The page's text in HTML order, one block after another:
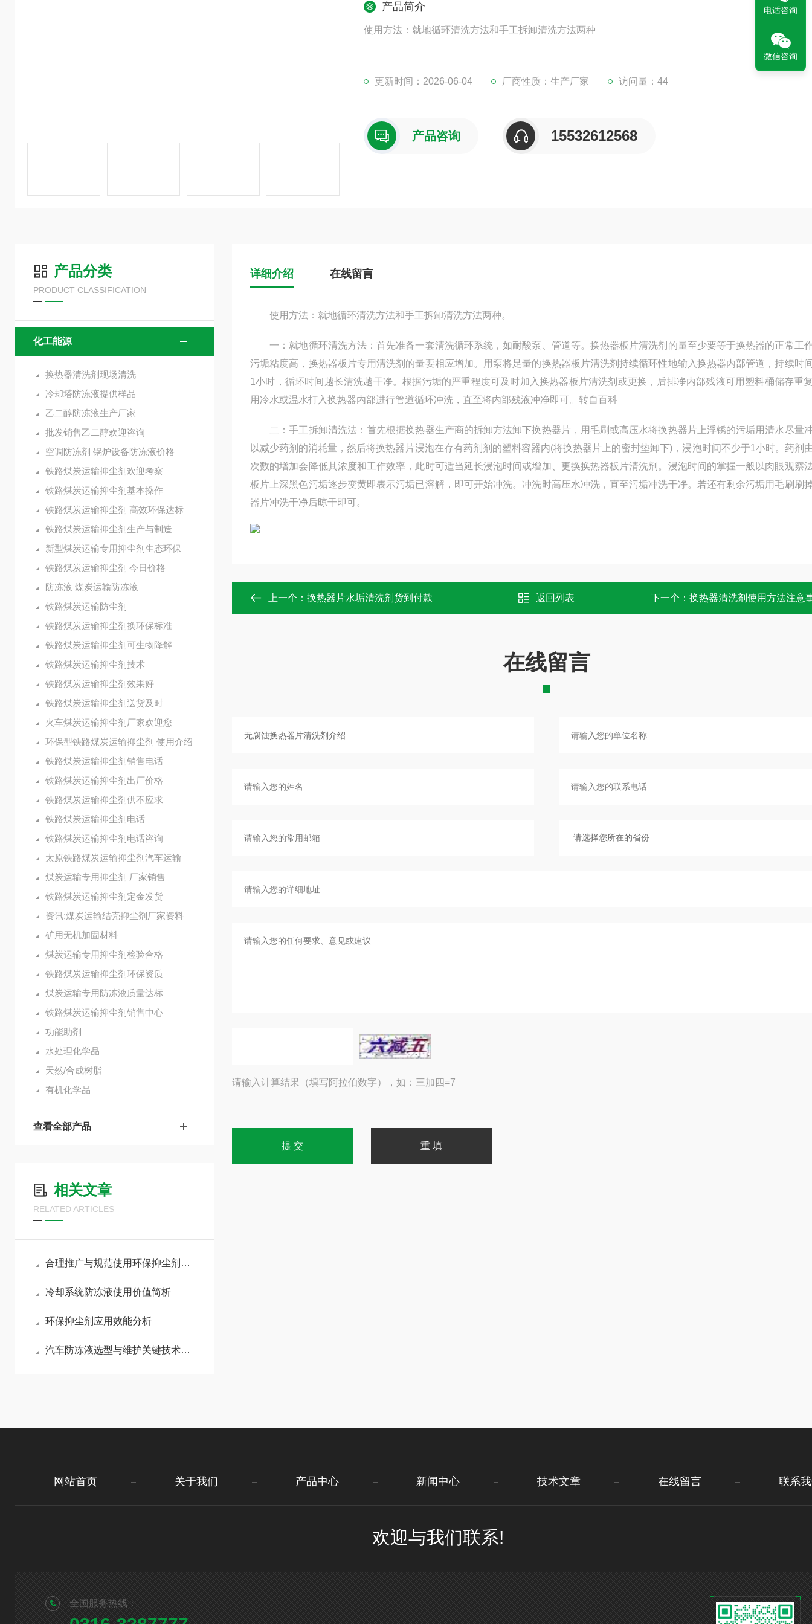
产品简介
使用方法：就地循环清洗方法和手工拆卸清洗方法两种
更新时间：2026-06-04 厂商性质：生产厂家 访问量：44
产品咨询 15532612568
产品分类
PRODUCT CLASSIFICATION
化工能源
换热器清洗剂现场清洗
冷却塔防冻液提供样品
乙二醇防冻液生产厂家
批发销售乙二醇欢迎咨询
空调防冻剂 锅炉设备防冻液价格
铁路煤炭运输抑尘剂欢迎考察
铁路煤炭运输抑尘剂基本操作
铁路煤炭运输抑尘剂 高效环保达标
铁路煤炭运输抑尘剂生产与制造
新型煤炭运输专用抑尘剂生态环保
铁路煤炭运输抑尘剂 今日价格
防冻液 煤炭运输防冻液
铁路煤炭运输防尘剂
铁路煤炭运输抑尘剂换环保标准
铁路煤炭运输抑尘剂可生物降解
铁路煤炭运输抑尘剂技术
铁路煤炭运输抑尘剂效果好
铁路煤炭运输抑尘剂送货及时
火车煤炭运输抑尘剂厂家欢迎您
环保型铁路煤炭运输抑尘剂 使用介绍
铁路煤炭运输抑尘剂销售电话
铁路煤炭运输抑尘剂出厂价格
铁路煤炭运输抑尘剂供不应求
铁路煤炭运输抑尘剂电话
铁路煤炭运输抑尘剂电话咨询
太原铁路煤炭运输抑尘剂汽车运输
煤炭运输专用抑尘剂 厂家销售
铁路煤炭运输抑尘剂定金发货
资讯;煤炭运输结壳抑尘剂厂家资料
矿用无机加固材料
煤炭运输专用抑尘剂检验合格
铁路煤炭运输抑尘剂环保资质
煤炭运输专用防冻液质量达标
铁路煤炭运输抑尘剂销售中心
功能助剂
水处理化学品
天然/合成树脂
有机化学品
查看全部产品
相关文章
RELATED ARTICLES
合理推广与规范使用环保抑尘剂助力各行业扬尘达标治理
冷却系统防冻液使用价值简析
环保抑尘剂应用效能分析
汽车防冻液选型与维护关键技术要点
详细介绍 在线留言
使用方法：就地循环清洗方法和手工拆卸清洗方法两种。
一：就地循环清洗方法：首先准备一套清洗循环系统，如耐酸泵、管道等。换热器板片清洗剂的量至少要等于换热器的正常工
污垢粘度高，换热器板片专用清洗剂的量要相应增加。用泵将足量的换热器板片清洗剂持续循环性地输入换热器内部管道，持续时
1小时，循环时间越长清洗越干净。根据污垢的严重程度可及时加入换热器板片清洗剂或更换，后排净内部残液可用塑料桶储存重
用冷水或温水打入换热器内部进行管道循环冲洗，直至将内部残液冲净即可。转自百科
二：手工拆卸清洗法：首先根据换热器生产商的拆卸方法卸下换热器片，用毛刷或高压水将换热器片上浮锈的污垢用清水尽量
以减少药剂的消耗量，然后将换热器片浸泡在存有药剂剂的塑料容器内(将换热器片上的密封垫卸下)，浸泡时间不少于1小时。药剂
次数的增加会降低其浓度和工作效率，此时可适当延长浸泡时间或增加、更换换热器板片清洗剂。浸泡时间的掌握一般以肉眼观察
板片上深黑色污垢逐步变黄即表示污垢已溶解，即可开始冲洗。冲洗时高压水冲洗，直至污垢冲洗干净。若还有剩余污垢用毛刷刷
器片冲洗干净后晾干即可。
上一个： 换热器片水垢清洗剂货到付款 返回列表 下一个： 换热器清洗剂使用方法注意
在线留言
请输入计算结果（填写阿拉伯数字），如：三加四=7
网站首页 关于我们 产品中心 新闻中心 技术文章 在线留言 联系
欢迎与我们联系!
全国服务热线：
电话咨询
微信咨询